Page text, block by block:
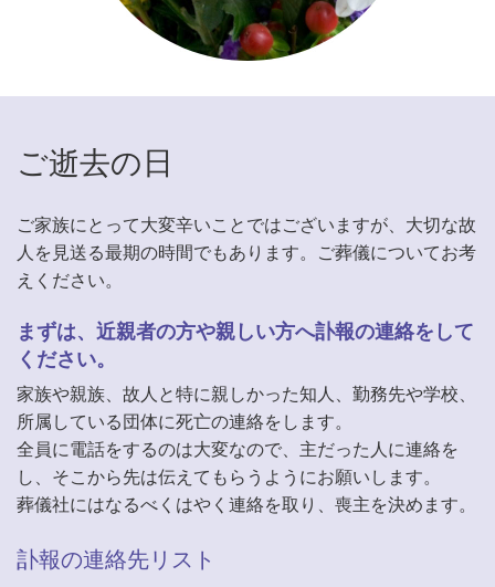
ご逝去の日
ご家族にとって大変辛いことではございますが、大切な故
人を見送る最期の時間でもあります。ご葬儀についてお考
えください。
まずは、近親者の方や親しい方へ訃報の連絡をして
ください。
家族や親族、故人と特に親しかった知人、勤務先や学校、
所属している団体に死亡の連絡をします。
全員に電話をするのは大変なので、主だった人に連絡を
し、そこから先は伝えてもらうようにお願いします。
葬儀社にはなるべくはやく連絡を取り、喪主を決めます。
訃報の連絡先リスト